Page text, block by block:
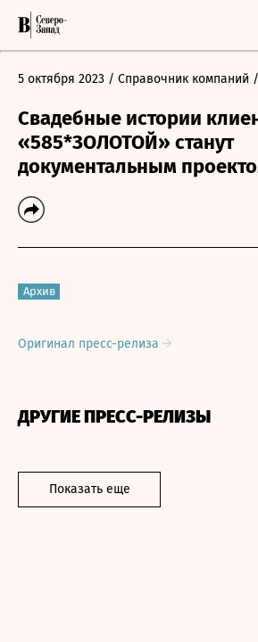
5 октября 2023 / Справочник компаний
Свадебные истории
«585*ЗОЛОТОЙ» станут
документальным
Архив
Оригинал пресс-релиза
ДРУГИЕ ПРЕСС-РЕЛИЗЫ
Показать еще